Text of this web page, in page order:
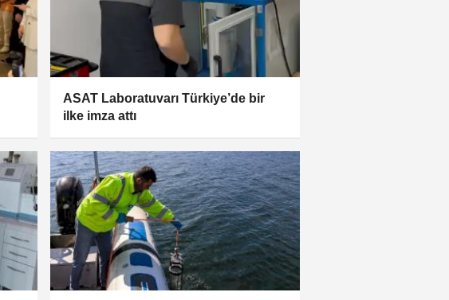
ASAT Laboratuvarı Türkiye’de bir
ilke imza attı